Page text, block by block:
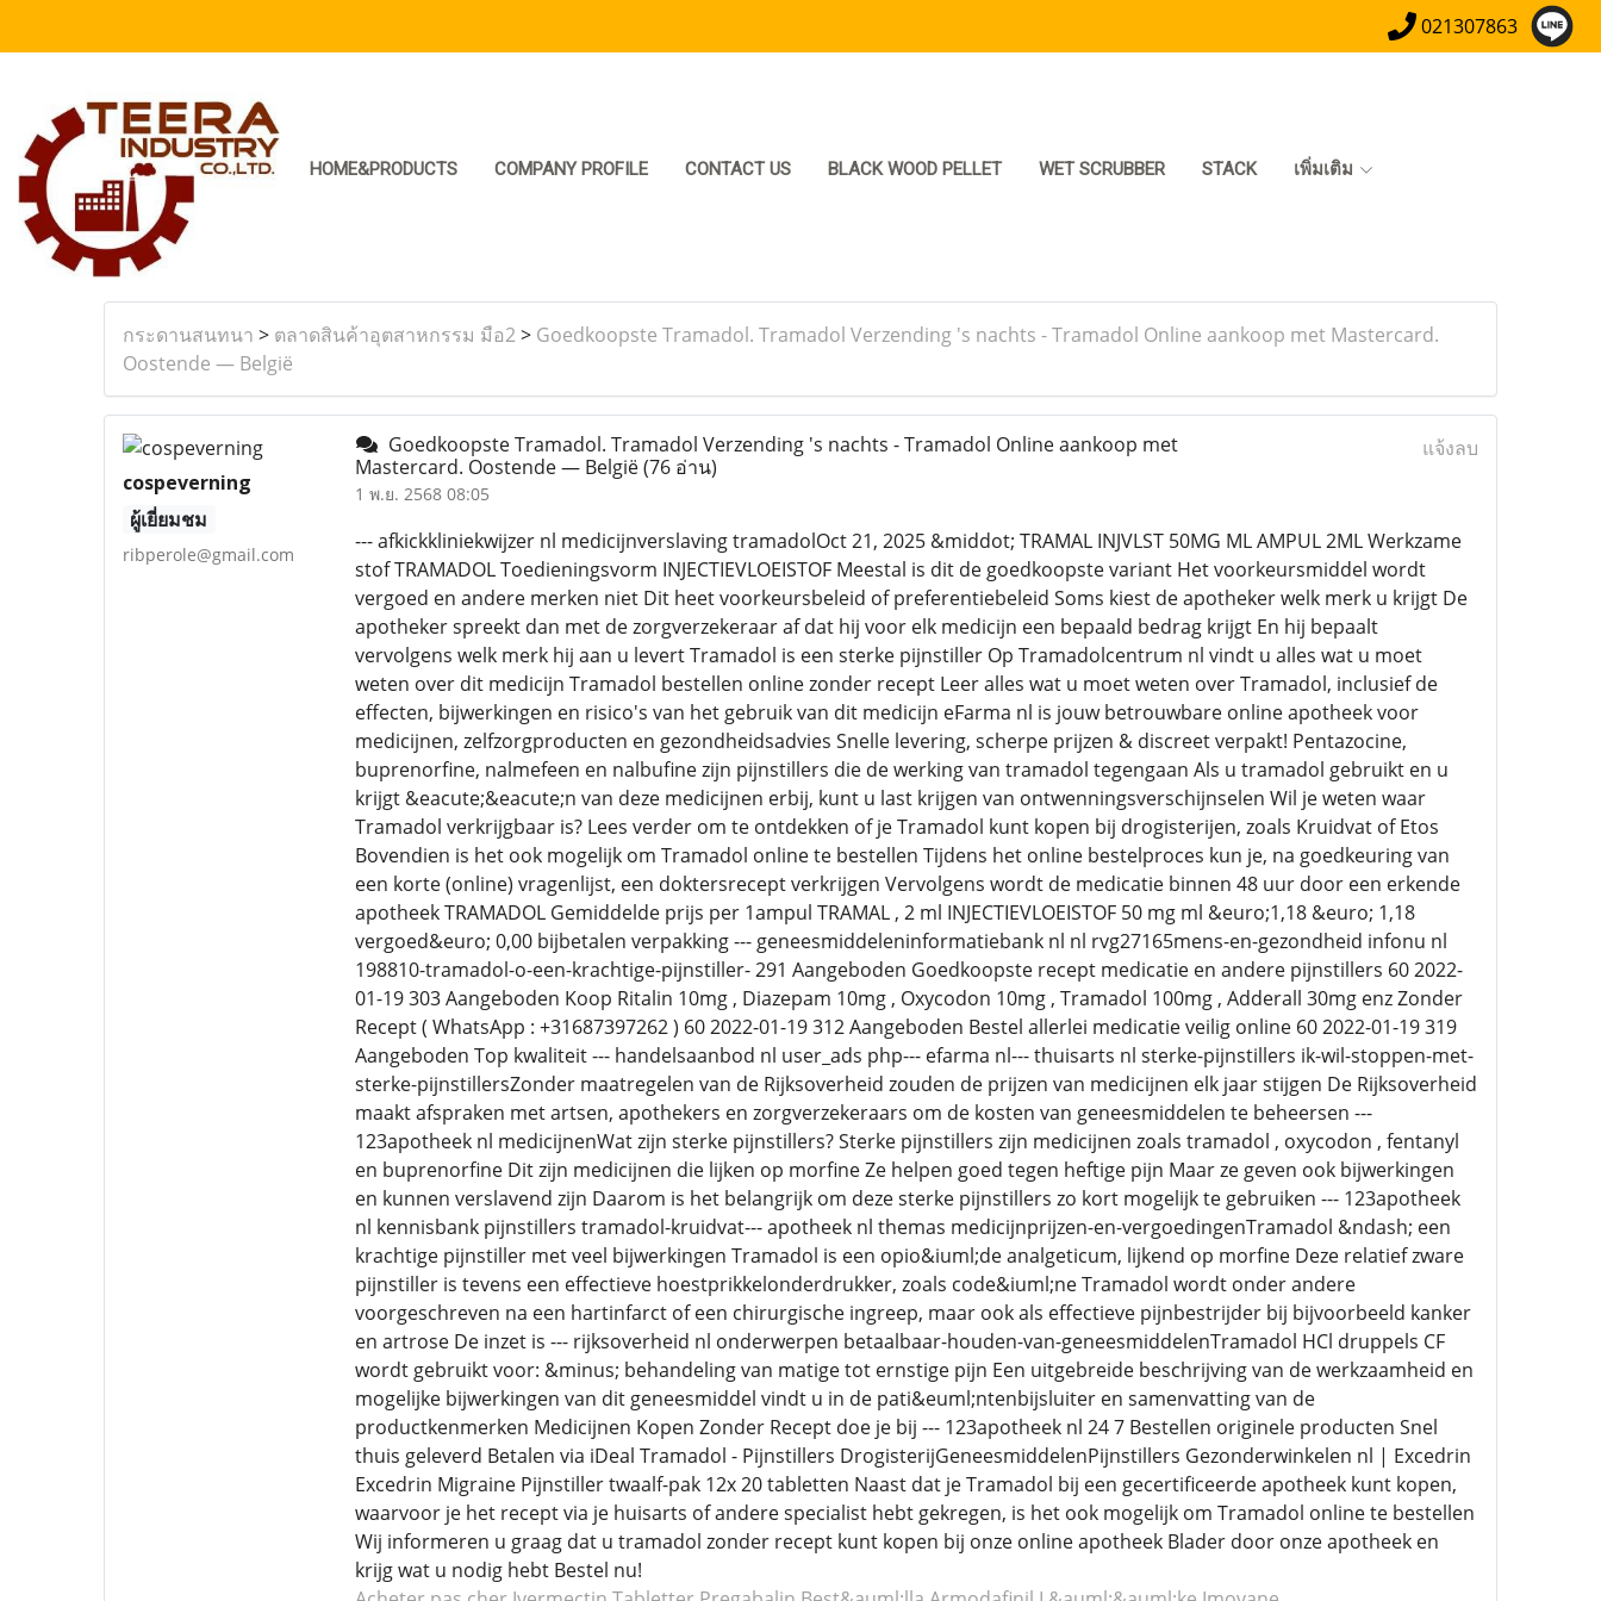
021307863
HOME&PRODUCTS COMPANY PROFILE CONTACT US BLACK WOOD PELLET WET SCRUBBER STACK เพิ่มเติม
กระดานสนทนา > ตลาดสินค้าอุตสาหกรรม มือ2> Goedkoopste Tramadol. Tramadol Verzending 's nachts - Tramadol Online aankoop met Mastercard.
Oostende — België
cospeverning
ผู้เยี่ยมชม
ribperole@gmail.com
Goedkoopste Tramadol. Tramadol Verzending 's nachts - Tramadol Online aankoop met
Mastercard. Oostende — België(76 อ่าน)
1 พ.ย. 2568 08:05
แจ้งลบ
--- afkickkliniekwijzer nl medicijnverslaving tramadolOct 21, 2025 &middot; TRAMAL INJVLST 50MG ML AMPUL 2ML Werkzame
stof TRAMADOL Toedieningsvorm INJECTIEVLOEISTOF Meestal is dit de goedkoopste variant Het voorkeursmiddel wordt
vergoed en andere merken niet Dit heet voorkeursbeleid of preferentiebeleid Soms kiest de apotheker welk merk u krijgt De
apotheker spreekt dan met de zorgverzekeraar af dat hij voor elk medicijn een bepaald bedrag krijgt En hij bepaalt
vervolgens welk merk hij aan u levert Tramadol is een sterke pijnstiller Op Tramadolcentrum nl vindt u alles wat u moet
weten over dit medicijn Tramadol bestellen online zonder recept Leer alles wat u moet weten over Tramadol, inclusief de
effecten, bijwerkingen en risico's van het gebruik van dit medicijn eFarma nl is jouw betrouwbare online apotheek voor
medicijnen, zelfzorgproducten en gezondheidsadvies Snelle levering, scherpe prijzen & discreet verpakt! Pentazocine,
buprenorfine, nalmefeen en nalbufine zijn pijnstillers die de werking van tramadol tegengaan Als u tramadol gebruikt en u
krijgt &eacute;&eacute;n van deze medicijnen erbij, kunt u last krijgen van ontwenningsverschijnselen Wil je weten waar
Tramadol verkrijgbaar is? Lees verder om te ontdekken of je Tramadol kunt kopen bij drogisterijen, zoals Kruidvat of Etos
Bovendien is het ook mogelijk om Tramadol online te bestellen Tijdens het online bestelproces kun je, na goedkeuring van
een korte (online) vragenlijst, een doktersrecept verkrijgen Vervolgens wordt de medicatie binnen 48 uur door een erkende
apotheek TRAMADOL Gemiddelde prijs per 1ampul TRAMAL , 2 ml INJECTIEVLOEISTOF 50 mg ml &euro;1,18 &euro; 1,18
vergoed&euro; 0,00 bijbetalen verpakking --- geneesmiddeleninformatiebank nl nl rvg27165mens-en-gezondheid infonu nl
198810-tramadol-o-een-krachtige-pijnstiller- 291 Aangeboden Goedkoopste recept medicatie en andere pijnstillers 60 2022-
01-19 303 Aangeboden Koop Ritalin 10mg , Diazepam 10mg , Oxycodon 10mg , Tramadol 100mg , Adderall 30mg enz Zonder
Recept ( WhatsApp : +31687397262 ) 60 2022-01-19 312 Aangeboden Bestel allerlei medicatie veilig online 60 2022-01-19 319
Aangeboden Top kwaliteit --- handelsaanbod nl user_ads php--- efarma nl--- thuisarts nl sterke-pijnstillers ik-wil-stoppen-met-
sterke-pijnstillersZonder maatregelen van de Rijksoverheid zouden de prijzen van medicijnen elk jaar stijgen De Rijksoverheid
maakt afspraken met artsen, apothekers en zorgverzekeraars om de kosten van geneesmiddelen te beheersen ---
123apotheek nl medicijnenWat zijn sterke pijnstillers? Sterke pijnstillers zijn medicijnen zoals tramadol , oxycodon , fentanyl
en buprenorfine Dit zijn medicijnen die lijken op morfine Ze helpen goed tegen heftige pijn Maar ze geven ook bijwerkingen
en kunnen verslavend zijn Daarom is het belangrijk om deze sterke pijnstillers zo kort mogelijk te gebruiken --- 123apotheek
nl kennisbank pijnstillers tramadol-kruidvat--- apotheek nl themas medicijnprijzen-en-vergoedingenTramadol &ndash; een
krachtige pijnstiller met veel bijwerkingen Tramadol is een opio&iuml;de analgeticum, lijkend op morfine Deze relatief zware
pijnstiller is tevens een effectieve hoestprikkelonderdrukker, zoals code&iuml;ne Tramadol wordt onder andere
voorgeschreven na een hartinfarct of een chirurgische ingreep, maar ook als effectieve pijnbestrijder bij bijvoorbeeld kanker
en artrose De inzet is --- rijksoverheid nl onderwerpen betaalbaar-houden-van-geneesmiddelenTramadol HCl druppels CF
wordt gebruikt voor: &minus; behandeling van matige tot ernstige pijn Een uitgebreide beschrijving van de werkzaamheid en
mogelijke bijwerkingen van dit geneesmiddel vindt u in de pati&euml;ntenbijsluiter en samenvatting van de
productkenmerken Medicijnen Kopen Zonder Recept doe je bij --- 123apotheek nl 24 7 Bestellen originele producten Snel
thuis geleverd Betalen via iDeal Tramadol - Pijnstillers DrogisterijGeneesmiddelenPijnstillers Gezonderwinkelen nl | Excedrin
Excedrin Migraine Pijnstiller twaalf-pak 12x 20 tabletten Naast dat je Tramadol bij een gecertificeerde apotheek kunt kopen,
waarvoor je het recept via je huisarts of andere specialist hebt gekregen, is het ook mogelijk om Tramadol online te bestellen
Wij informeren u graag dat u tramadol zonder recept kunt kopen bij onze online apotheek Blader door onze apotheek en
krijg wat u nodig hebt Bestel nu!